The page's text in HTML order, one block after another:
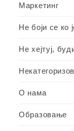
Маркетинг
Не боји се ко
Не хејтуј,
О нама
Образовање